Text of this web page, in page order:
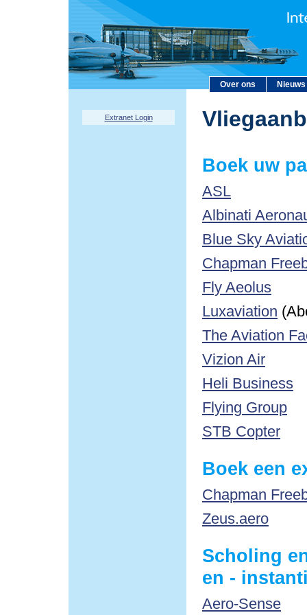
Over ons Nieuws
Extranet Login
Boek uw
ASL
Albinati
Blue Sky
Chapman
Fly Aeolus
Luxaviation
The Aviation
Vizion Air
Heli Business
Flying Group
STB Copter
Boek een
Chapman
Zeus.aero
Scholing
en -
Aero-Sense